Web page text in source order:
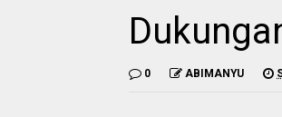
0 ABIMANYU